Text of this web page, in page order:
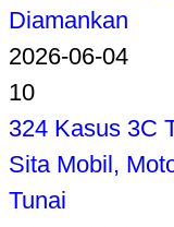
Diamankan
2026-06-04
10
324 Kasus 3C
Sita Mobil,
Tunai